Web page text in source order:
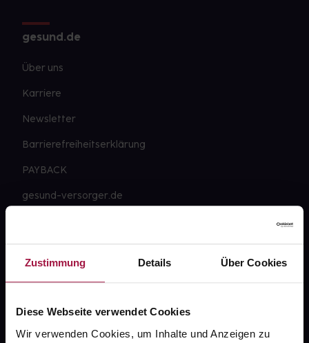
Zustimmung Details Über Cookies
Diese Webseite verwendet Cookies
Wir verwenden Cookies, um Inhalte und Anzeigen zu
gesund.de
Über uns
Karriere
Newsletter
Barrierefreiheitserklärung
PAYBACK
gesund-versorger.de
Datenschutz